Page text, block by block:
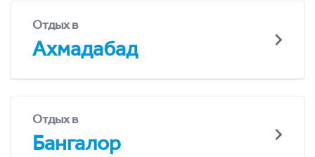
Отдых в
Ахмадабад
Отдых в
Бангалор